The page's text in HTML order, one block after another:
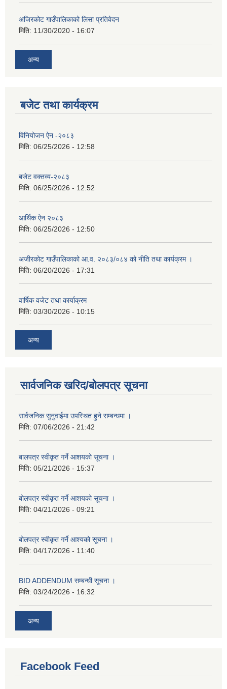
अजिरकोट गाउँपालिकाको लिसा प्रतिवेदन
मिति: 11/30/2020 - 16:07
अन्य
बजेट तथा कार्यक्रम
विनियोजन ऐन -२०८३
मिति: 06/25/2026 - 12:58
बजेट वक्तव्य-२०८३
मिति: 06/25/2026 - 12:52
आर्थिक ऐन २०८३
मिति: 06/25/2026 - 12:50
अजीरकोट गाउँपालिकाको आ.व. २०८३/०८४ को नीति तथा कार्यक्रम ।
मिति: 06/20/2026 - 17:31
वार्षिक वजेट तथा कार्याक्रम
मिति: 03/30/2026 - 10:15
अन्य
सार्वजनिक खरिद/बोलपत्र सूचना
सार्वजनिक सुनुवाईमा उपस्थित हुने सम्बन्धमा ।
मिति: 07/06/2026 - 21:42
बालपत्र स्वीकृत गर्ने आशयको सूचना ।
मिति: 05/21/2026 - 15:37
बोलपत्र स्वीकृत गर्ने आशयको सूचना ।
मिति: 04/21/2026 - 09:21
बोलपत्र स्वीकृत गर्ने आश्यको सूचना ।
मिति: 04/17/2026 - 11:40
BID ADDENDUM सम्बन्धी सूचना ।
मिति: 03/24/2026 - 16:32
अन्य
Facebook Feed